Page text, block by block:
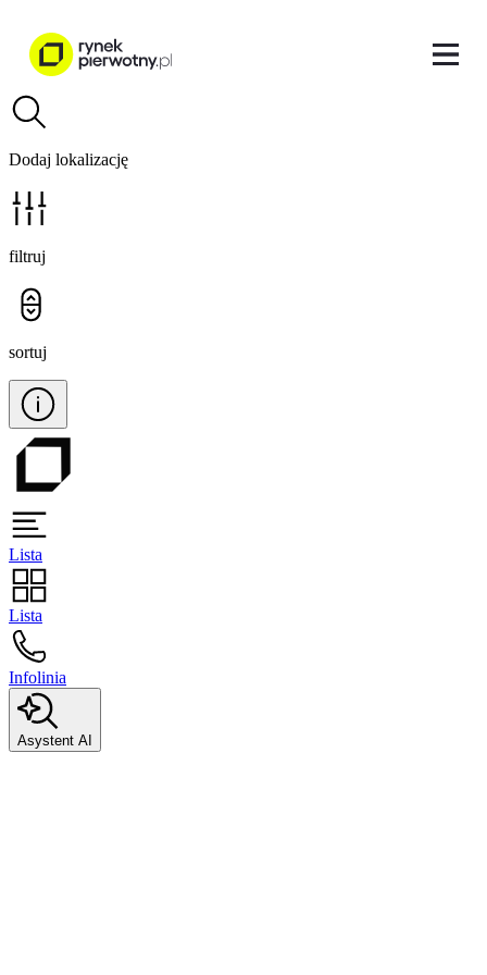
Dodaj lokalizację
filtruj
sortuj
Lista
Lista
Infolinia
Asystent AI